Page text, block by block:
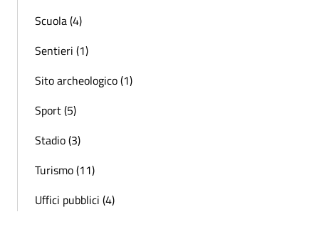
Scuola (4)
Sentieri (1)
Sito archeologico (1)
Sport (5)
Stadio (3)
Turismo (11)
Uffici pubblici (4)